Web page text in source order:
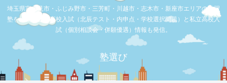
埼玉県富士見市・ふじみ野市・三芳町・川越市・志木市・新座市エリアの学習
塾を比較。公立高校入試（北辰テスト・内申点・学校選択問題）と私立高校入
試（個別相談会・併願優遇）情報も発信。
塾選び